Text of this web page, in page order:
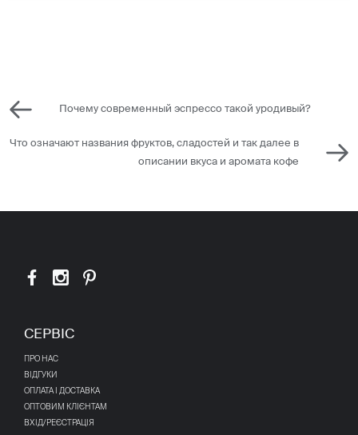
Почему современный эспресcо такой уродивый?
Что означают названия фруктов, сладостей и так далее в
описании вкуса и аромата кофе
СЕРВІС
ПРО НАС
ВІДГУКИ
ОПЛАТА І ДОСТАВКА
ОПТОВИМ КЛІЄНТАМ
ВХІД/РЕЄСТРАЦІЯ